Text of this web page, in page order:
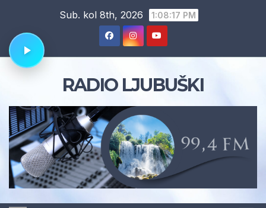
content
Sub. kol 8th, 2026 1:08:18 PM
RADIO LJUBUŠKI